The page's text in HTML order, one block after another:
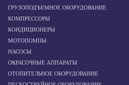
ГРУЗОПОДЪЕМНОЕ ОБОРУДОВАНИЕ
КОМПРЕССОРЫ
КОНДИЦИОНЕРЫ
МОТОПОМПЫ
НАСОСЫ
ОКРАСОЧНЫЕ АППАРАТЫ
ОТОПИТЕЛЬНОЕ ОБОРУДОВАНИЕ